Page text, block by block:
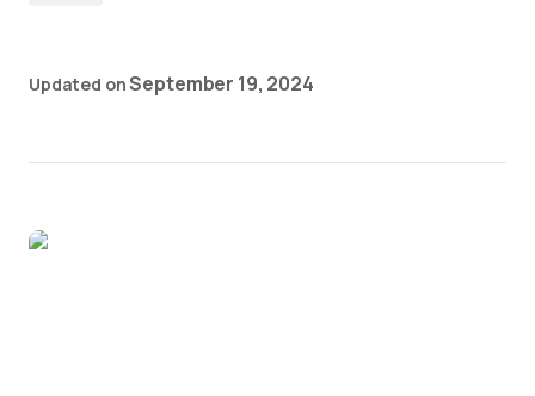
Updated onSeptember 19, 2024